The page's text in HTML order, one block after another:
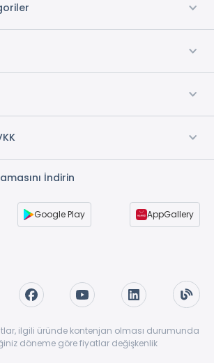
İndirin
Google Play AppGallery
ilgili üründe kontenjan olması durumunda
döneme göre fiyatlar değişkenlik